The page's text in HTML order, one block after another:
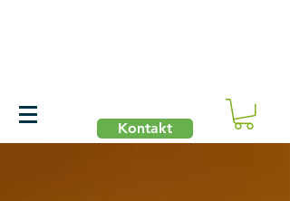
Kontakt